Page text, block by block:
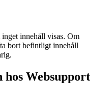
innehåll visas. Om
bort befintligt innehåll
hos Websupport